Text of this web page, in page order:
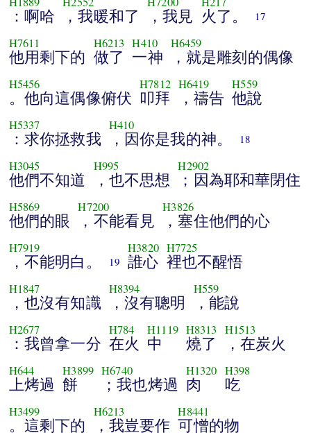
：啊哈 ，我暖和了 ，我見 火了。 17
H7611
他用剩下的
H6213
做了
H410
一神
H6459
，就是雕刻的偶像
H5456
。他向這偶像俯伏
H7812
叩拜
H6419
，禱告
H559
他說
H5337
：求你拯救我
H410
，因你是我的神。 18
H3045
他們不知道
H995
，也不思想
H2902
；因為耶和華閉住
H5869
他們的眼
H7200
，不能看見
H3826
，塞住他們的心
H7919
，不能明白。 19
H3820
誰心
H7725
裡也不醒悟
H1847
，也沒有知識
H8394
，沒有聰明
H559
，能說
H2677
：我曾拿一分
H784
在火
H1119
中
H8313
燒了
H1513
，在炭火
H644
上烤過
H3899
餅
H6740
；我也烤過
H1320
肉
H398
吃
H3499
。這剩下的
H6213
，我豈要作
H8441
可憎的物